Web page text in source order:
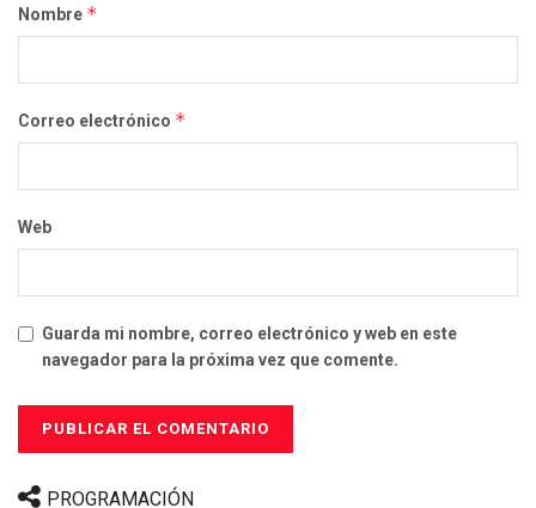
Nombre *
Correo electrónico *
Web
Guarda mi nombre, correo electrónico y web en este
navegador para la próxima vez que comente.
PROGRAMACIÓN